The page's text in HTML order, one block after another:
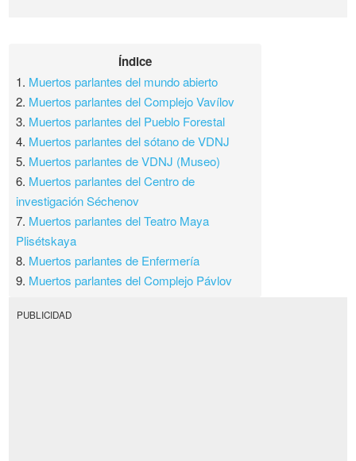
Índice
1. Muertos parlantes del mundo abierto
2. Muertos parlantes del Complejo Vavílov
3. Muertos parlantes del Pueblo Forestal
4. Muertos parlantes del sótano de VDNJ
5. Muertos parlantes de VDNJ (Museo)
6. Muertos parlantes del Centro de
investigación Séchenov
7. Muertos parlantes del Teatro Maya
Plisétskaya
8. Muertos parlantes de Enfermería
9. Muertos parlantes del Complejo Pávlov
PUBLICIDAD